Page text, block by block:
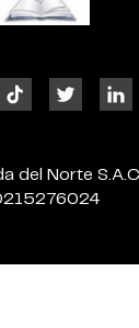
del Norte